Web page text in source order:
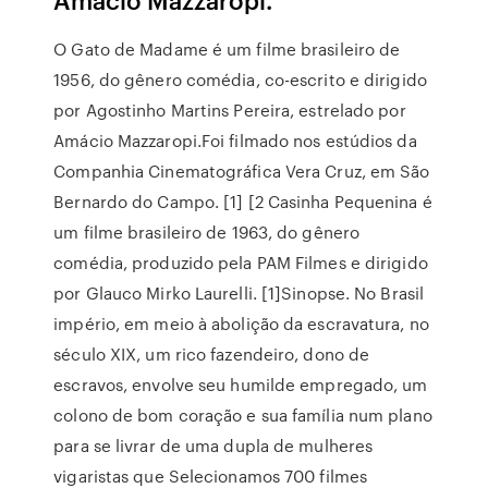
O Gato de Madame é um filme brasileiro de
1956, do gênero comédia, co-escrito e dirigido
por Agostinho Martins Pereira, estrelado por
Amácio Mazzaropi.Foi filmado nos estúdios da
Companhia Cinematográfica Vera Cruz, em São
Bernardo do Campo. [1] [2 Casinha Pequenina é
um filme brasileiro de 1963, do gênero
comédia, produzido pela PAM Filmes e dirigido
por Glauco Mirko Laurelli. [1]Sinopse. No Brasil
império, em meio à abolição da escravatura, no
século XIX, um rico fazendeiro, dono de
escravos, envolve seu humilde empregado, um
colono de bom coração e sua família num plano
para se livrar de uma dupla de mulheres
vigaristas que Selecionamos 700 filmes